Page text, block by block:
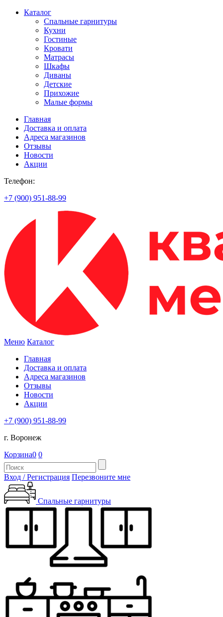
Каталог
Спальные гарнитуры
Кухни
Гостиные
Кровати
Матрасы
Шкафы
Диваны
Детские
Прихожие
Малые формы
Главная
Доставка и оплата
Адреса магазинов
Отзывы
Новости
Акции
Телефон:
+7 (900) 951-88-99
Меню Каталог
Главная
Доставка и оплата
Адреса магазинов
Отзывы
Новости
Акции
+7 (900) 951-88-99
г. Воронеж
Корзина0 0
Вход / Регистрация Перезвоните мне
Спальные гарнитуры